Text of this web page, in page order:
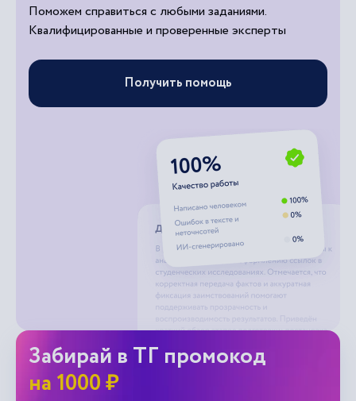
Поможем справиться с любыми заданиями.
Квалифицированные и проверенные эксперты
Получить помощь
Забирай в ТГ промокод
на 1000 ₽